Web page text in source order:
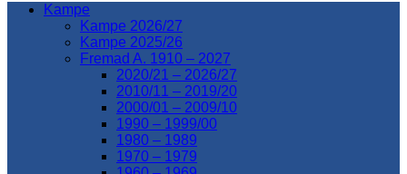
Kampe
Kampe 2026/27
Kampe 2025/26
Fremad A. 1910 – 2027
2020/21 – 2026/27
2010/11 – 2019/20
2000/01 – 2009/10
1990 – 1999/00
1980 – 1989
1970 – 1979